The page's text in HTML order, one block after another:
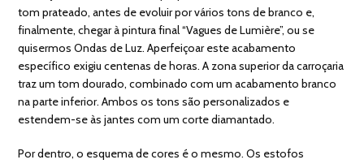
tom prateado, antes de evoluir por vários tons de branco e,
finalmente, chegar à pintura final “Vagues de Lumière”, ou se
quisermos Ondas de Luz. Aperfeiçoar este acabamento
específico exigiu centenas de horas. A zona superior da carroçaria
traz um tom dourado, combinado com um acabamento branco
na parte inferior. Ambos os tons são personalizados e
estendem-se às jantes com um corte diamantado.
Por dentro, o esquema de cores é o mesmo. Os estofos